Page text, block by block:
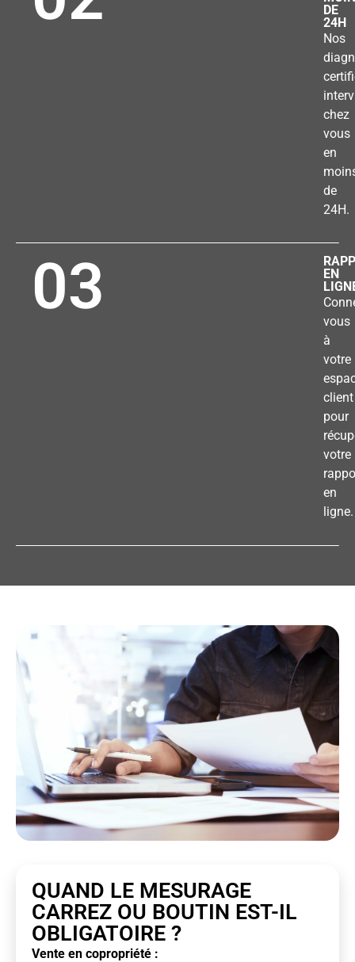
DE
24H
Nos
chez
vous
en
de
24H.
03
EN
vous
à
votre
client
pour
votre
en
ligne.
QUAND LE MESURAGE
CARREZ OU BOUTIN EST-IL
OBLIGATOIRE ?
Vente en copropriété :